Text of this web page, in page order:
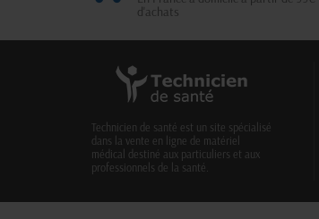
d'achats
Technicien de santé est un site spécialisé
dans la vente en ligne de matériel
médical destiné aux particuliers et aux
professionnels de la santé.